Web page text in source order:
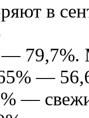
в
79,7%.
—
—